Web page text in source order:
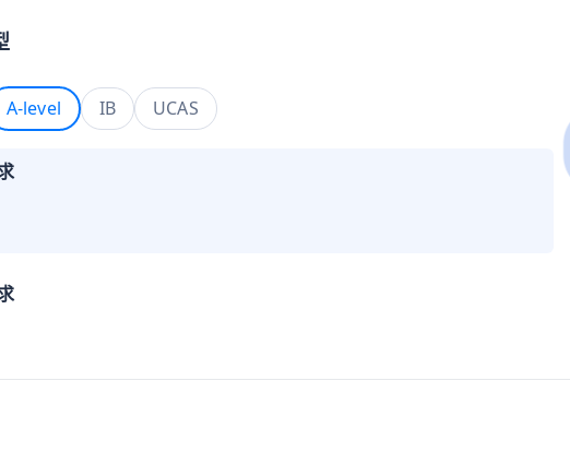
A-level IB UCAS